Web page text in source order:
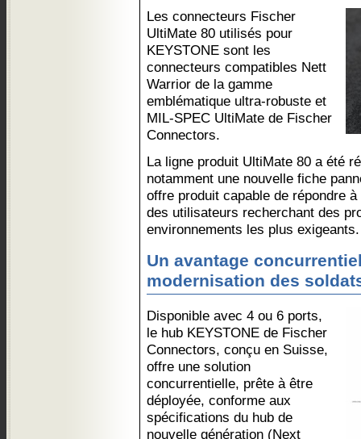
Les connecteurs Fischer
UltiMate 80 utilisés pour
KEYSTONE sont les
connecteurs compatibles Nett
Warrior de la gamme
emblématique ultra-robuste et
MIL-SPEC UltiMate de Fischer
Connectors.
La ligne produit UltiMate 80 a été
notamment une nouvelle fiche
offre produit capable de répondre
des utilisateurs recherchant des
environnements les plus exigeants.
Un avantage
modernisation des
Disponible avec 4 ou 6 ports,
le hub KEYSTONE de Fischer
Connectors, conçu en Suisse,
offre une solution
concurrentielle, prête à être
déployée, conforme aux
spécifications du hub de
nouvelle génération (Next